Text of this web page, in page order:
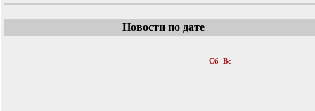
Новости по дате
Сб Вс